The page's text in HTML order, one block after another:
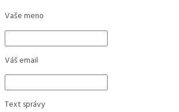
Vaše meno
Váš email
Text správy